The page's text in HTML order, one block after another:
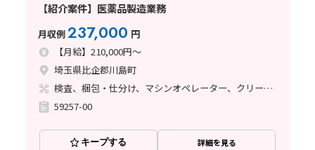
【紹介案件】医薬品製造業務
月収例237,000 円
【月給】210,000円～
埼玉県比企郡川島町
検査、梱包・仕分け、マシンオペレーター、クリーンルーム、ライン作業、その他
59257-00
キープする 詳細を見る